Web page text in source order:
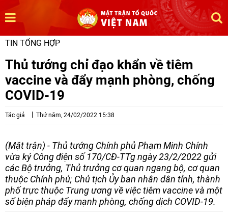
TIN TỔNG HỢP
Thủ tướng chỉ đạo khẩn về tiêm
vaccine và đẩy mạnh phòng, chống
COVID-19
Tác giả Thứ năm, 24/02/2022 15:38
(Mặt trận) - Thủ tướng Chính phủ Phạm Minh Chính
vừa ký Công điện số 170/CĐ-TTg ngày 23/2/2022 gửi
các Bộ trưởng, Thủ trưởng cơ quan ngang bộ, cơ quan
thuộc Chính phủ; Chủ tịch Ủy ban nhân dân tỉnh, thành
phố trực thuộc Trung ương về việc tiêm vaccine và một
số biện pháp đẩy mạnh phòng, chống dịch COVID-19.